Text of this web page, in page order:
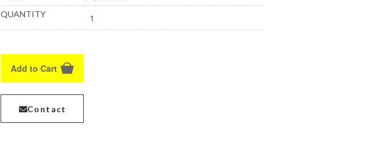
QUANTITY
Add to Cart
Contact